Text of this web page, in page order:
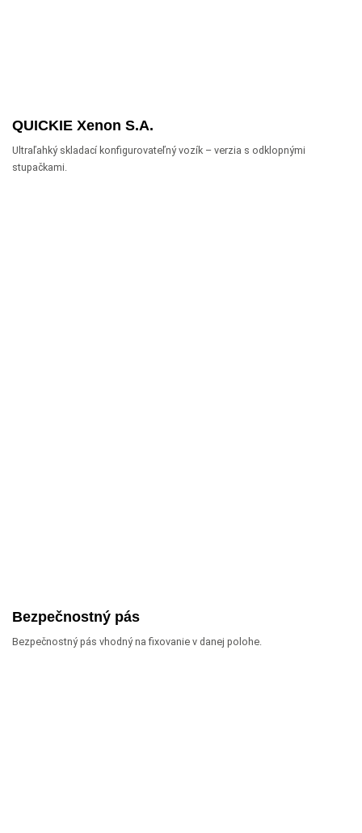
QUICKIE Xenon S.A.
Ultraľahký skladací konfigurovateľný vozík – verzia s odklopnými
stupačkami.
Bezpečnostný pás
Bezpečnostný pás vhodný na fixovanie v danej polohe.